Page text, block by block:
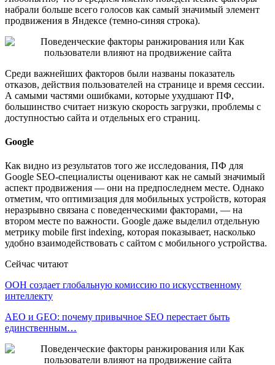
набрали больше всего голосов как самый значимый элемент
продвижения в Яндексе (темно-синяя строка).
Среди важнейших факторов были названы показатель
отказов, действия пользователей на странице и время сессии.
А самыми частями ошибками, которые ухудшают ПФ,
большинство считает низкую скорость загрузки, проблемы с
доступностью сайта и отдельных его страниц.
Google
Как видно из результатов того же исследования, ПФ для
Google SEO-специалисты оценивают как не самый значимый
аспект продвижения — они на предпоследнем месте. Однако
отметим, что оптимизация для мобильных устройств, которая
неразрывно связана с поведенческими факторами, — на
втором месте по важности. Google даже выделил отдельную
метрику mobile first indexing, которая показывает, насколько
удобно взаимодействовать с сайтом с мобильного устройства.
Сейчас читают
ООН создает глобальную комиссию по искусственному
интеллекту
AEO и GEO: почему привычное SEO перестает быть
единственным…